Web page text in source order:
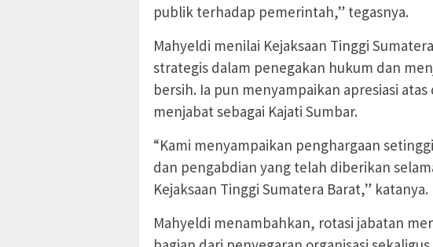
publik terhadap pemerintah,” tegasnya.
Mahyeldi menilai Kejaksaan Tinggi
strategis dalam penegakan hukum dan
bersih. Ia pun menyampaikan apresiasi
menjabat sebagai Kajati Sumbar.
“Kami menyampaikan penghargaan
dan pengabdian yang telah diberikan
Kejaksaan Tinggi Sumatera Barat,” katanya.
Mahyeldi menambahkan, rotasi jabatan